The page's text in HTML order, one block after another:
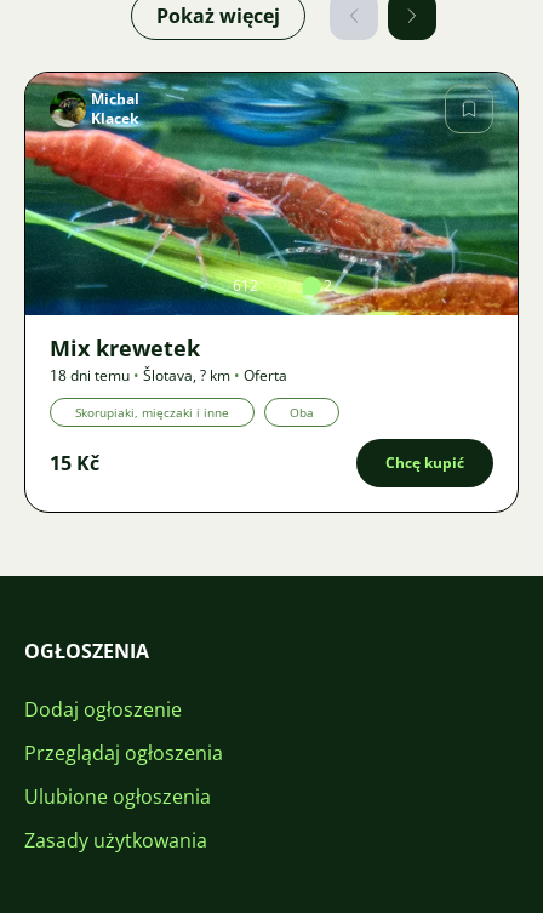
Pokaż więcej
Zdjęcie
Michal
Klacek
612 2
Mix krewetek
18 dni temu • Šlotava,? km • Oferta
Skorupiaki, mięczaki i inne Oba
15 Kč Chcę kupić
OGŁOSZENIA
Dodaj ogłoszenie
Przeglądaj ogłoszenia
Ulubione ogłoszenia
Zasady użytkowania